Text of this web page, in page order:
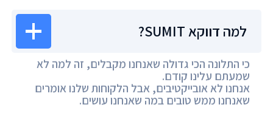
למה דווקא SUMIT?
כי התלונה הכי גדולה שאנחנו מקבלים, זה למה לא
שמעתם עלינו קודם.
אנחנו לא אובייקטיבים, אבל הלקוחות שלנו אומרים
שאנחנו ממש טובים במה שאנחנו עושים.